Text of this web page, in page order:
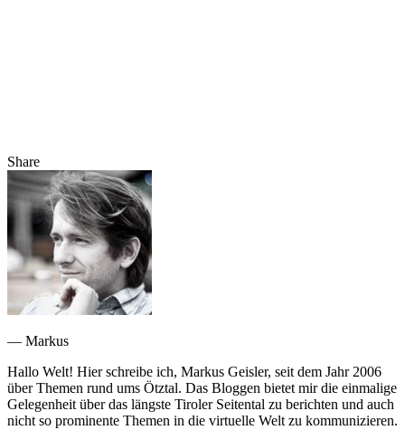
Share
— Markus
Hallo Welt! Hier schreibe ich, Markus Geisler, seit dem Jahr 2006
über Themen rund ums Ötztal. Das Bloggen bietet mir die einmalige
Gelegenheit über das längste Tiroler Seitental zu berichten und auch
nicht so prominente Themen in die virtuelle Welt zu kommunizieren.